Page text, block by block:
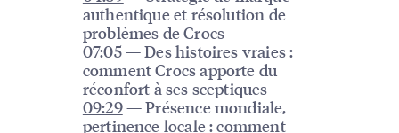
authentique et résolution de
problèmes de Crocs
07:05— Des histoires vraies :
comment Crocs apporte du
réconfort à ses sceptiques
09:29— Présence mondiale,
pertinence locale : comment